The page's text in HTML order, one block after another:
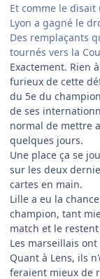
Et comme le
Lyon a gagné le
Des remplaçants
tournés vers la
Exactement. Rien
furieux de cette
du 5e du
de ses
normal de mettre
quelques jours.
Une place ça se
sur les deux
cartes en main.
Lille a eu la
champion, tant
match et le
Les marseillais
Quant à Lens, ils
feraient mieux de